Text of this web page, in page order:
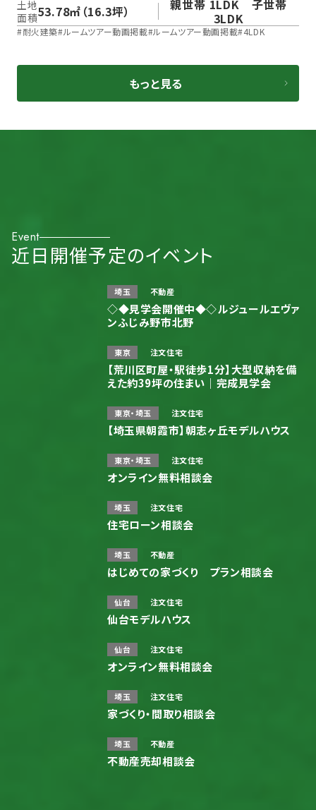
土地
面積53.78㎡（16.3坪）
親世帯 1LDK 子世帯
3LDK
#耐火建築#ルームツアー動画掲載#ルームツアー動画掲載#4LDK
もっと見る
Event
近日開催予定のイベント
埼玉 不動産
◇◆見学会開催中◆◇ルジュールエヴァ
ンふじみ野市北野
東京 注文住宅
【荒川区町屋・駅徒歩1分】大型収納を備
えた約39坪の住まい｜完成見学会
東京・埼玉 注文住宅
【埼玉県朝霞市】朝志ヶ丘モデルハウス
東京・埼玉 注文住宅
オンライン無料相談会
埼玉 注文住宅
住宅ローン相談会
埼玉 不動産
はじめての家づくり プラン相談会
仙台 注文住宅
仙台モデルハウス
仙台 注文住宅
オンライン無料相談会
埼玉 注文住宅
家づくり・間取り相談会
埼玉 不動産
不動産売却相談会